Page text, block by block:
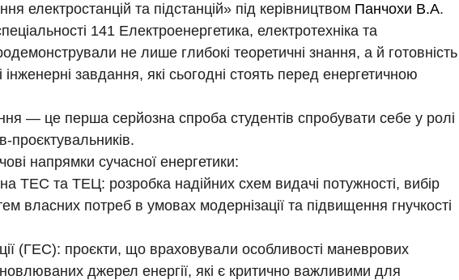
електростанцій та підстанцій» під керівництвом Панчохи В.А.
141 Електроенергетика, електротехніка та
не лише глибокі теоретичні знання, а й готовність
інженерні завдання, які сьогодні стоять перед енергетичною
— це перша серйозна спроба студентів спробувати себе у ролі
проєктувальників.
напрямки сучасної енергетики:
ТЕС та ТЕЦ: розробка надійних схем видачі потужності, вибір
власних потреб в умовах модернізації та підвищення гнучкості
(ГЕС): проєкти, що враховували особливості маневрових
джерел енергії, які є критично важливими для